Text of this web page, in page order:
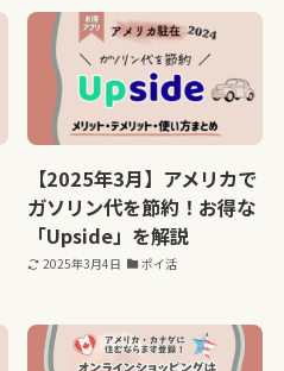
【2025年3月】アメリカで
ガソリン代を節約！お得な
「Upside」を解説
2025年3月4日 ポイ活